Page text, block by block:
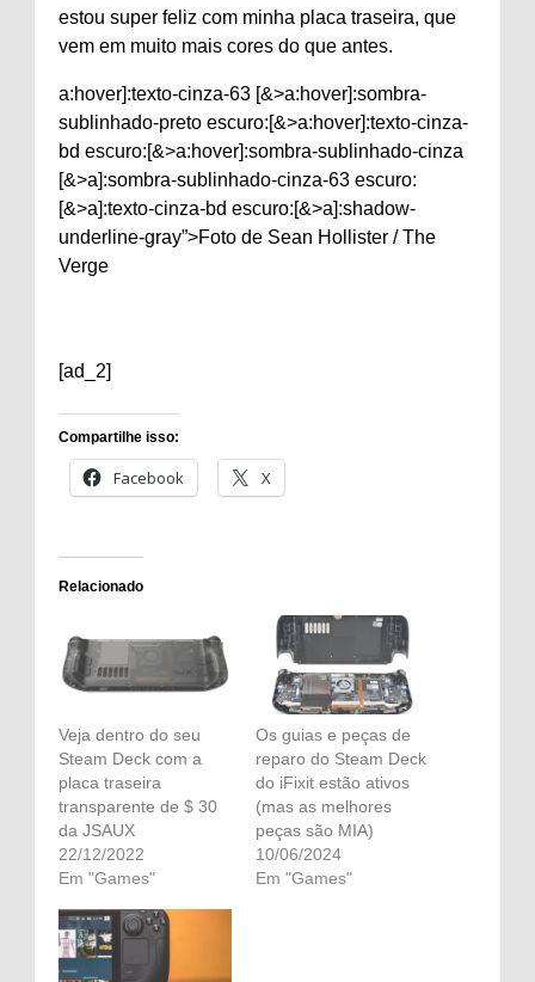
estou super feliz com minha placa traseira, que
vem em muito mais cores do que antes.
a:hover]:texto-cinza-63 [&>a:hover]:sombra-
sublinhado-preto escuro:[&>a:hover]:texto-cinza-
bd escuro:[&>a:hover]:sombra-sublinhado-cinza
[&>a]:sombra-sublinhado-cinza-63 escuro:
[&>a]:texto-cinza-bd escuro:[&>a]:shadow-
underline-gray”>Foto de Sean Hollister / The
Verge
[ad_2]
Compartilhe isso:
Facebook X
Relacionado
Veja dentro do seu
Steam Deck com a
placa traseira
transparente de $ 30
da JSAUX
22/12/2022
Em "Games"
Os guias e peças de
reparo do Steam Deck
do iFixit estão ativos
(mas as melhores
peças são MIA)
10/06/2024
Em "Games"